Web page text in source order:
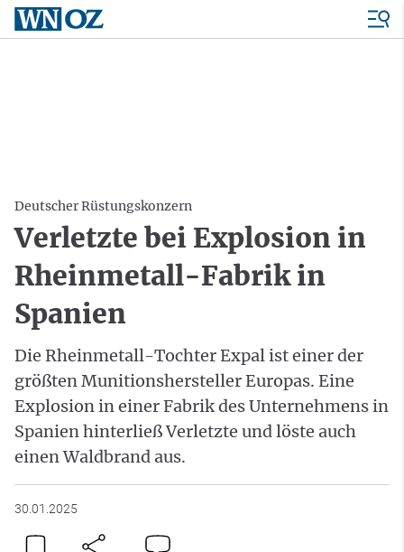
Deutscher Rüstungskonzern
Verletzte bei Explosion in
Rheinmetall-Fabrik in
Spanien
Die Rheinmetall-Tochter Expal ist einer der
größten Munitionshersteller Europas. Eine
Explosion in einer Fabrik des Unternehmens in
Spanien hinterließ Verletzte und löste auch
einen Waldbrand aus.
30.01.2025